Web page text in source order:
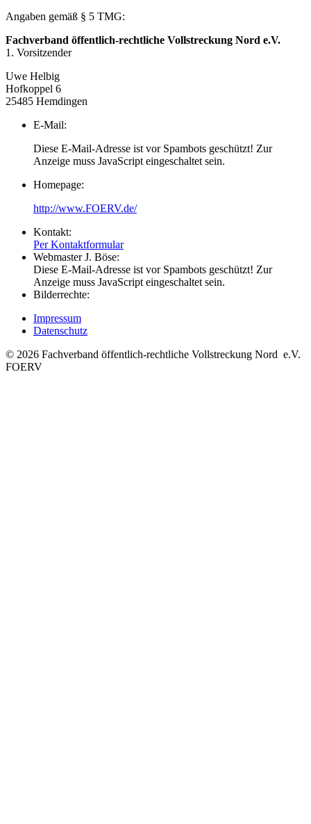
Angaben gemäß § 5 TMG:
Fachverband öffentlich-rechtliche Vollstreckung Nord e.V.
1. Vorsitzender
Uwe Helbig
Hofkoppel 6
25485 Hemdingen
E-Mail:
Diese E-Mail-Adresse ist vor Spambots geschützt! Zur
Anzeige muss JavaScript eingeschaltet sein.
Homepage:
http://www.FOERV.de/
Kontakt:
Per Kontaktformular
Webmaster J. Böse:
Diese E-Mail-Adresse ist vor Spambots geschützt! Zur
Anzeige muss JavaScript eingeschaltet sein.
Bilderrechte:
Impressum
Datenschutz
© 2026 Fachverband öffentlich-rechtliche Vollstreckung Nord e.V.
FOERV